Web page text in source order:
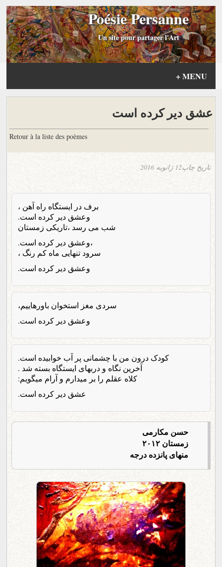
Poésie Persanne
Un site pour partager l'Art
MENU
+
عشق دیر کرده است
Retour à la liste des poèmes
تاریخ چاپ12 ژانویه 2016
برف در ایستگاه راه آهن ،
وعشق دیر کرده است.
شب می رسد ،تاریکی زمستان
،وعشق دیر کرده است.
سرود تنهایی ماه کم رنگ ،
وعشق دیر کرده است.
سردی مغز استخوان باورهاییم،
وعشق دیر کرده است.
کودک درون من با چشمانی پر آب خوابیده است.
آخرین نگاه و دربهای ایستگاه بسته شد .
کلاه عقلم را بر میدارم و آرام میگویم:
عشق دیر کرده است.
حسن مکارمی
زمستان ۲۰۱۲
منهای پانزده درجه